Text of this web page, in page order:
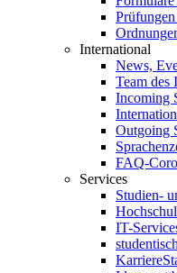
International
News,
Team des
Incoming
Outgoing
FAQ-
Services
Studien-
IT-